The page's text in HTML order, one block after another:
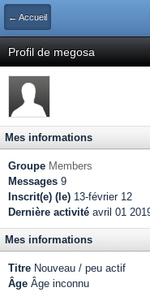
← Accueil
Profil de megosa
Mes informations
Groupe Members
Messages 9
Inscrit(e) (le) 13-février 12
Dernière activité avril 01
Mes informations
Titre Nouveau / peu actif
Âge Âge inconnu